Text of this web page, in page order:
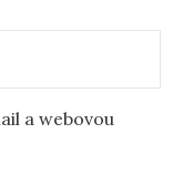
a webovou